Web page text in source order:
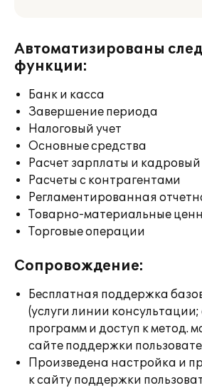
Автоматизированы
функции:
Банк и касса
Завершение периода
Налоговый учет
Основные средства
Расчет зарплаты и кадровый
Расчеты с контрагентами
Регламентированная
Товарно-материальные
Торговые операции
Сопровождение:
Бесплатная поддержка
(услуги линии
программ и доступ к метод.
сайте поддержки
Произведена настройка и
к сайту поддержки